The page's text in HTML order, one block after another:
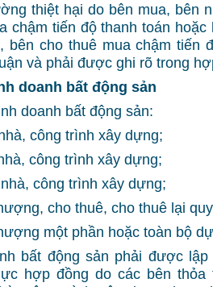
thiệt hại do bên mua, bên
chậm tiến độ thanh toán hoặc
bên cho thuê mua chậm tiến
và phải được ghi rõ trong
doanh bất động sản
doanh bất động sản:
công trình xây dựng;
công trình xây dựng;
công trình xây dựng;
cho thuê, cho thuê lại
một phần hoặc toàn bộ
bất động sản phải được
hợp đồng do các bên